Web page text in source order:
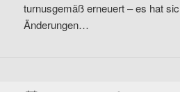
turnusgemäß erneuert – es hat
Änderungen…